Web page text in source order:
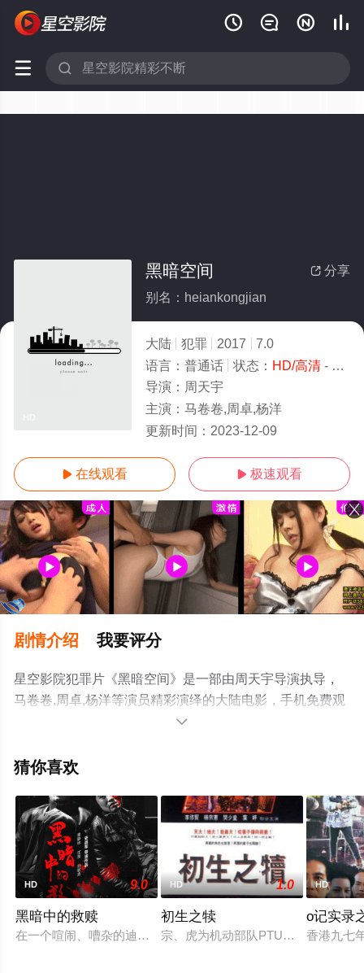
   
 
 分享
黑暗空间
别名：heiankongjian
大陆 犯罪 2017
7.0
语言： 普通话 状态： HD/高清- 免费在线观看
导演： 周天宇
主演： 马卷卷,周卓,杨洋
更新时间： 2023-12-09
 在线观看  极速观看
剧情介绍 我要评分
星空影院犯罪片《黑暗空间》是一部由周天宇导演执导，
马卷卷,周卓,杨洋等演员精彩演绎的大陆电影，手机免费观
看高清无删减完整版电影大全就上星空电影网，更多相关

猜你喜欢
HD 9.0
黑暗中的救赎
在一个喧闹、嘈杂的迪厅中，一群衣着时尚暴露的青年男女正
HD 1.0
初生之犊
宗、虎为机动部队PTU成员，因功而
HD
o记实录
香港九七